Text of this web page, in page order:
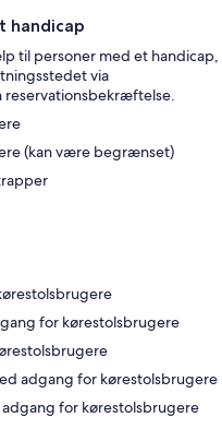
handicap
til personer med et handicap,
via
reservationsbekræftelse.
(kan være begrænset)
for kørestolsbrugere
adgang for kørestolsbrugere
for kørestolsbrugere